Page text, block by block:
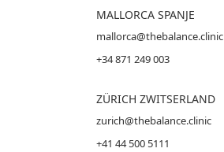
MALLORCA SPANJE
mallorca@thebalance.clinic
+34 871 249 003
ZÜRICH ZWITSERLAND
zurich@thebalance.clinic
+41 44 500 5111